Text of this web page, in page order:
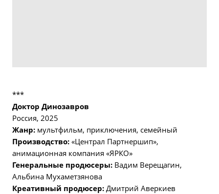
***
Доктор Динозавров
Россия, 2025
Жанр: мультфильм, приключения, семейный
Производство: «Централ Партнершип»,
анимационная компания «ЯРКО»
Генеральные продюсеры: Вадим Верещагин,
Альбина Мухаметзянова
Креативный продюсер: Дмитрий Аверкиев